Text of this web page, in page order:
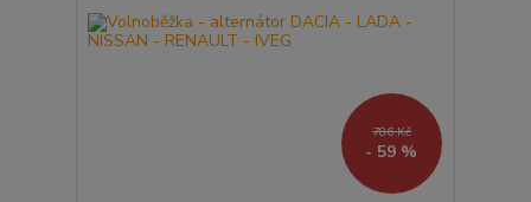
786 Kč
- 59 %